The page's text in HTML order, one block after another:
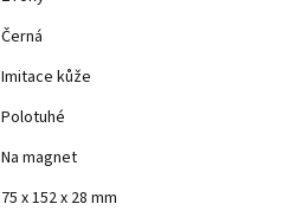
Černá
Imitace kůže
Polotuhé
Na magnet
75 x 152 x 28 mm